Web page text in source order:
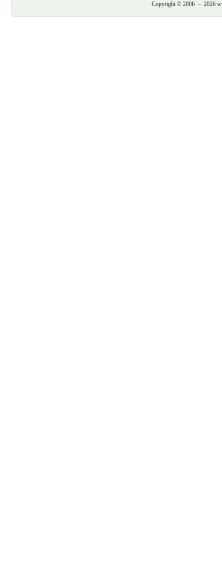
Copyright © 2006 － 2026